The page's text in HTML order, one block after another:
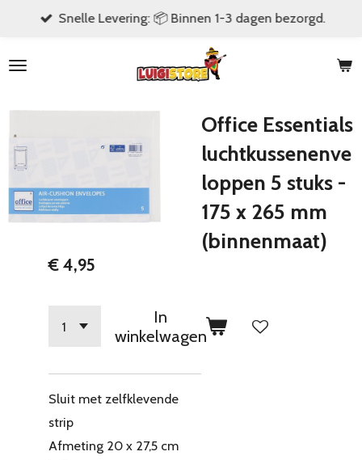
naar
hoofdinhoud
Snelle Levering: 📦 Binnen 1-3 dagen bezorgd.
Office Essentials
luchtkussenenve
loppen 5 stuks -
175 x 265 mm
(binnenmaat)
€ 4,95
In
winkelwagen
Sluit met zelfklevende
strip
Afmeting 20 x 27,5 cm